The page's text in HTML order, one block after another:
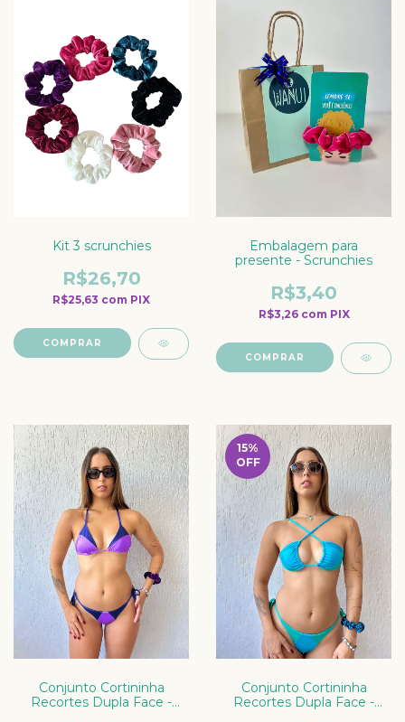
Kit 3 scrunchies
R$26,70
R$25,63 com PIX
Embalagem para
presente - Scrunchies
R$3,40
R$3,26 com PIX
Conjunto Cortininha
Recortes Dupla Face -
15%
OFF
Conjunto Cortininha
Recortes Dupla Face -